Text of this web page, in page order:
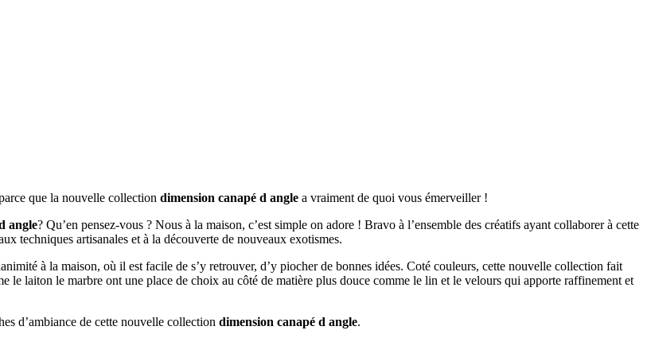
que la nouvelle collection dimension canapé d angle a vraiment de quoi vous émerveiller !
angle? Qu’en pensez-vous ? Nous à la maison, c’est simple on adore ! Bravo à l’ensemble des créatifs ayant collaborer à cette
techniques artisanales et à la découverte de nouveaux exotismes.
à la maison, où il est facile de s’y retrouver, d’y piocher de bonnes idées. Coté couleurs, cette nouvelle collection fait
le laiton le marbre ont une place de choix au côté de matière plus douce comme le lin et le velours qui apporte raffinement et
d’ambiance de cette nouvelle collection dimension canapé d angle.